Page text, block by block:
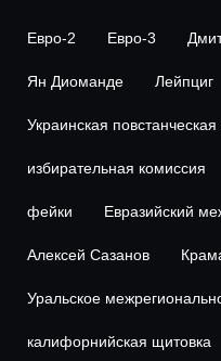
Евро-2 Евро-3
Ян Диоманде Лейпциг
Украинская
избирательная комиссия
фейки Евразийский
Алексей Сазанов
Уральское
калифорнийская щитовка